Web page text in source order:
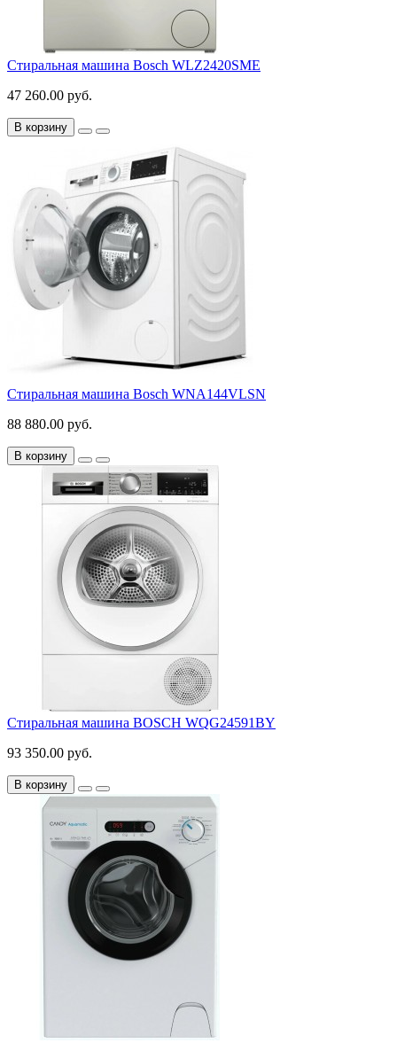
Стиральная машина Bosch WLZ2420SME
47 260.00 руб.
В корзину
Стиральная машина Bosch WNA144VLSN
88 880.00 руб.
В корзину
Стиральная машина BOSCH WQG24591BY
93 350.00 руб.
В корзину